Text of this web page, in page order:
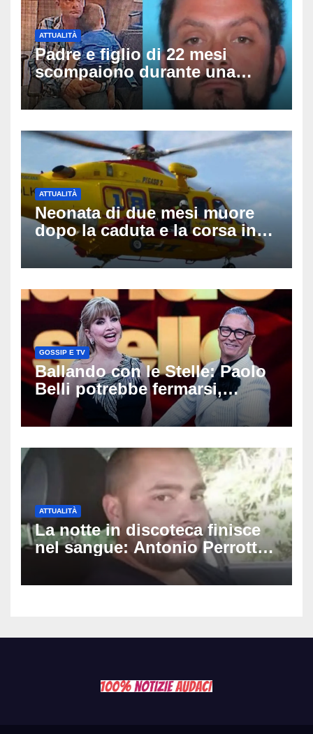
ATTUALITÀ
Padre e figlio di 22 mesi
scompaiono durante una
passeggiata a McHenry:
ritrovati sani e salvi dopo ore
ATTUALITÀ
Neonata di due mesi muore
dopo la caduta e la corsa in
ospedale: da Guilmi a Vasto,
poi l’eliambulanza a Pescara
GOSSIP E TV
Ballando con le Stelle: Paolo
Belli potrebbe fermarsi,
spunta il nome del sostituto e
il cast prende forma
ATTUALITÀ
La notte in discoteca finisce
nel sangue: Antonio Perrotta
pestato a Sangineto, muore a
34 anni e lascia 4 figli